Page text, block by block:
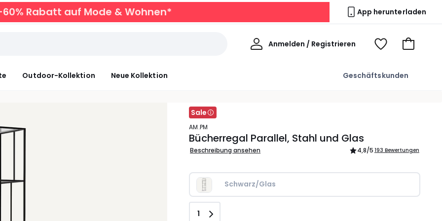
-60% Rabatt auf Mode & Wohnen* App herunterladen
Outdoor-Kollektion Neue Kollektion Geschäftskunden
Anmelden / Registrieren
Willkommen
Voir
Zum
Sale
AM.PM
Bücherregal Parallel, Stahl und Glas
Beschreibung ansehen 4,8/5 193 Bewertungen
Schwarz/Glas
Anzahl
1